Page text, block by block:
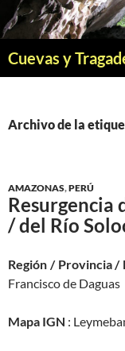
Saltar
al
Cuevas y
Archivo de la
AMAZONAS,PERÚ
Resurgencia
/ del Río
Región / Provincia
Francisco de Daguas
Mapa IGN :